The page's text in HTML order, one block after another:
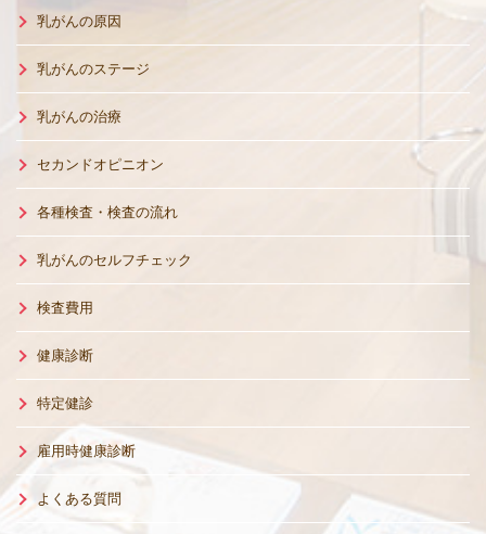
乳がんの原因
乳がんのステージ
乳がんの治療
セカンドオピニオン
各種検査・検査の流れ
乳がんのセルフチェック
検査費用
健康診断
特定健診
雇用時健康診断
よくある質問